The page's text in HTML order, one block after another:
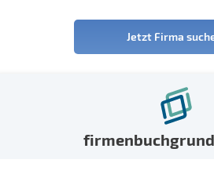
Jetzt Firma